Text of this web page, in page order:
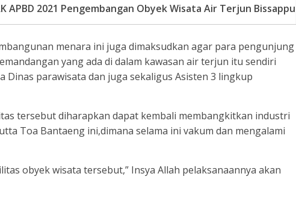
APBD 2021 Pengembangan Obyek Wisata Air Terjun Bissappu
menara ini juga dimaksudkan agar para pengunjung
yang ada di dalam kawasan air terjun itu sendiri
Dinas parawisata dan juga sekaligus Asisten 3 lingkup
tersebut diharapkan dapat kembali membangkitkan industri
Toa Bantaeng ini,dimana selama ini vakum dan mengalami
obyek wisata tersebut,” Insya Allah pelaksanaannya akan